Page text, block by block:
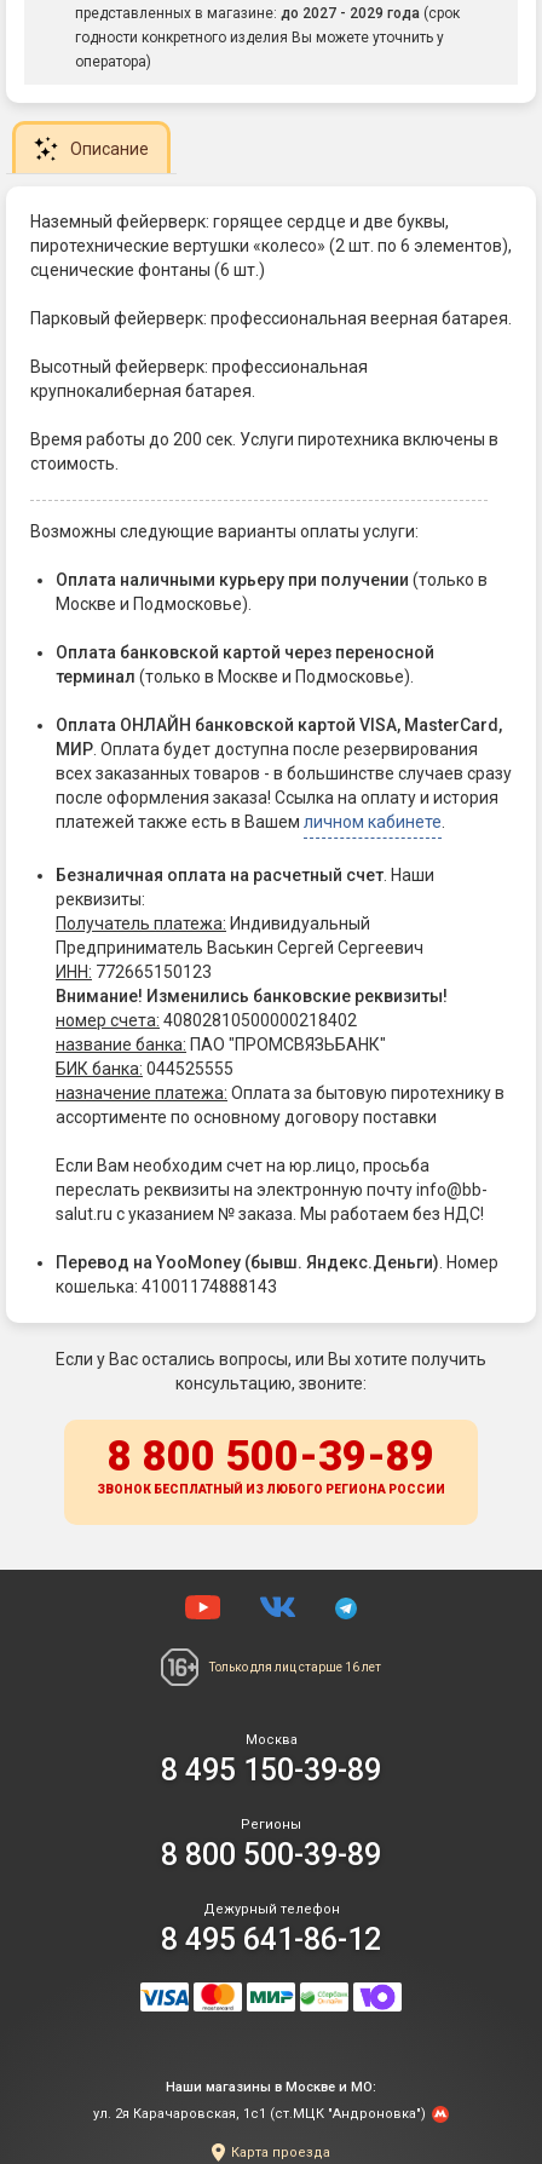
представленных в магазине: до 2027 - 2029 года (срок
годности конкретного изделия Вы можете уточнить у
оператора)
Описание
Наземный фейерверк: горящее сердце и две буквы,
пиротехнические вертушки «колесо» (2 шт. по 6 элементов),
сценические фонтаны (6 шт.)
Парковый фейерверк: профессиональная веерная батарея.
Высотный фейерверк: профессиональная
крупнокалиберная батарея.
Время работы до 200 сек. Услуги пиротехника включены в
стоимость.
Возможны следующие варианты оплаты услуги:
Оплата наличными курьеру при получении (только в
Москве и Подмосковье).
Оплата банковской картой через переносной
терминал (только в Москве и Подмосковье).
Оплата ОНЛАЙН банковской картой VISA, MasterCard,
МИР. Оплата будет доступна после резервирования
всех заказанных товаров - в большинстве случаев сразу
после оформления заказа! Ссылка на оплату и история
платежей также есть в Вашем личном кабинете.
Безналичная оплата на расчетный счет. Наши
реквизиты:
Получатель платежа: Индивидуальный
Предприниматель Васькин Сергей Сергеевич
ИНН: 772665150123
Внимание! Изменились банковские реквизиты!
номер счета: 40802810500000218402
название банка: ПАО "ПРОМСВЯЗЬБАНК"
БИК банка: 044525555
назначение платежа: Оплата за бытовую пиротехнику в
ассортименте по основному договору поставки
Если Вам необходим счет на юр.лицо, просьба
переслать реквизиты на электронную почту info@bb-
salut.ru с указанием № заказа. Мы работаем без НДС!
Перевод на YooMoney (бывш. Яндекс.Деньги). Номер
кошелька: 41001174888143
Если у Вас остались вопросы, или Вы хотите получить
консультацию, звоните:
8 800 500-39-89
ЗВОНОК БЕСПЛАТНЫЙ ИЗ ЛЮБОГО РЕГИОНА РОССИИ
Только для лиц старше 16 лет
Москва
8 495 150-39-89
Регионы
8 800 500-39-89
Дежурный телефон
8 495 641-86-12
Наши магазины в Москве и МО:
ул. 2я Карачаровская, 1с1 (ст.МЦК "Андроновка")
Карта проезда